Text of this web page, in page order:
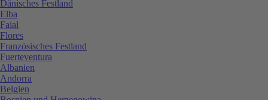
Dänisches Festland
Elba
Faial
Flores
Französisches Festland
Fuerteventura
Albanien
Andorra
Belgien